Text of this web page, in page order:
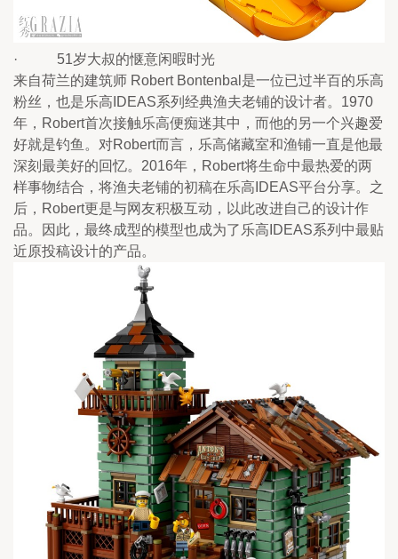
·           51岁大叔的惬意闲暇时光
来自荷兰的建筑师 Robert Bontenbal是一位已过半百的乐高
粉丝，也是乐高IDEAS系列经典渔夫老铺的设计者。1970
年，Robert首次接触乐高便痴迷其中，而他的另一个兴趣爱
好就是钓鱼。对Robert而言，乐高储藏室和渔铺一直是他最
深刻最美好的回忆。2016年，Robert将生命中最热爱的两
样事物结合，将渔夫老铺的初稿在乐高IDEAS平台分享。之
后，Robert更是与网友积极互动，以此改进自己的设计作
品。因此，最终成型的模型也成为了乐高IDEAS系列中最贴
近原投稿设计的产品。